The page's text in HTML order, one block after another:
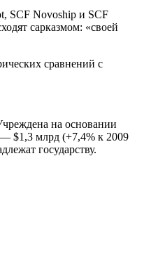
SCF Novoship и SCF
сарказмом: «своей
сравнений с
на основании
$1,3 млрд (+7,4% к 2009
государству.